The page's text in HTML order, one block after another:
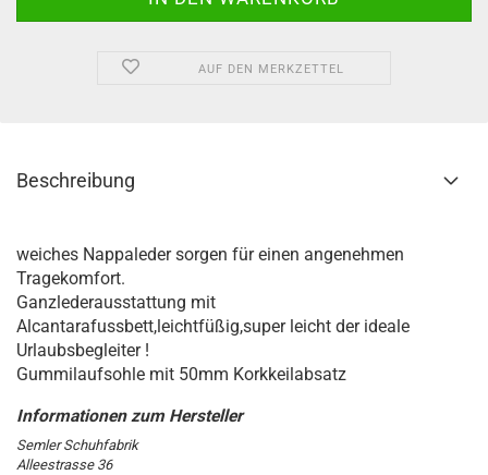
AUF DEN MERKZETTEL
Beschreibung
weiches Nappaleder sorgen für einen angenehmen
Tragekomfort.
Ganzlederausstattung mit
Alcantarafussbett,leichtfüßig,super leicht der ideale
Urlaubsbegleiter !
Gummilaufsohle mit 50mm Korkkeilabsatz
Semler Schuhfabrik
Alleestrasse 36